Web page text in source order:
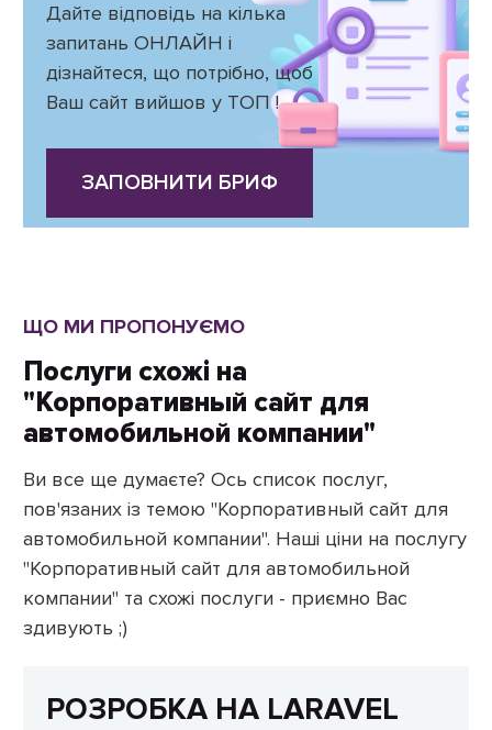
Дайте відповідь на кілька
запитань ОНЛАЙН і
дізнайтеся, що потрібно, щоб
Ваш сайт вийшов у ТОП !
ЗАПОВНИТИ БРИФ
ЩО МИ ПРОПОНУЄМО
Послуги схожі на
"Корпоративный сайт для
автомобильной компании"
Ви все ще думаєте? Ось список послуг,
пов'язаних із темою "Корпоративный сайт для
автомобильной компании". Наші ціни на послугу
"Корпоративный сайт для автомобильной
компании" та схожі послуги - приємно Вас
здивують ;)
РОЗРОБКА НА LARAVEL